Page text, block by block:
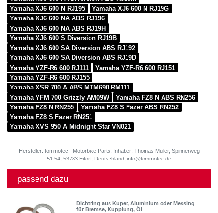
Yamaha XJ6 600 N RJ195
Yamaha XJ6 600 N RJ19G
Yamaha XJ6 600 NA ABS RJ196
Yamaha XJ6 600 NA ABS RJ19H
Yamaha XJ6 600 S Diversion RJ19B
Yamaha XJ6 600 SA Diversion ABS RJ192
Yamaha XJ6 600 SA Diversion ABS RJ19D
Yamaha YZF-R6 600 RJ111
Yamaha YZF-R6 600 RJ151
Yamaha YZF-R6 600 RJ155
Yamaha XSR 700 A ABS MTM690 RM111
Yamaha YFM 700 Grizzly AM09W
Yamaha FZ8 N ABS RN256
Yamaha FZ8 N RN255
Yamaha FZ8 S Fazer ABS RN252
Yamaha FZ8 S Fazer RN251
Yamaha XVS 950 A Midnight Star VN021
Hersteller: tommotec - Motorbike Parts, Inhaber: Thomas Müller, Spinnerweg
51-54, 53783 Eitorf, Deutschland, info@tommotec.de
passend dazu
Dichtring aus Kuper, Aluminium oder Messing
für Bremse, Kupplung, Öl